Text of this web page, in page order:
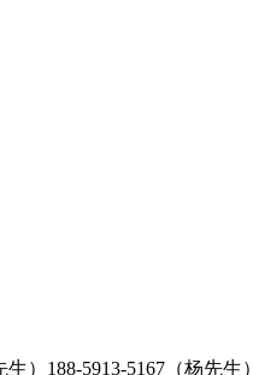
）188-5913-5167（杨先生）